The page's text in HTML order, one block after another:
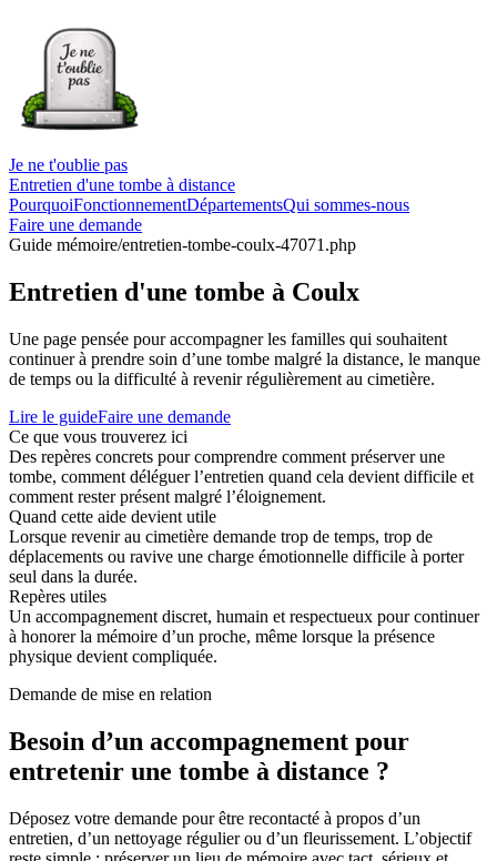
Je ne t'oublie pas
Entretien d'une tombe à distance
PourquoiFonctionnementDépartementsQui sommes-nous
Faire une demande
Guide mémoire/entretien-tombe-coulx-47071.php
Entretien d'une tombe à Coulx
Une page pensée pour accompagner les familles qui souhaitent
continuer à prendre soin d’une tombe malgré la distance, le manque
de temps ou la difficulté à revenir régulièrement au cimetière.
Lire le guideFaire une demande
Ce que vous trouverez ici
Des repères concrets pour comprendre comment préserver une
tombe, comment déléguer l’entretien quand cela devient difficile et
comment rester présent malgré l’éloignement.
Quand cette aide devient utile
Lorsque revenir au cimetière demande trop de temps, trop de
déplacements ou ravive une charge émotionnelle difficile à porter
seul dans la durée.
Repères utiles
Un accompagnement discret, humain et respectueux pour continuer
à honorer la mémoire d’un proche, même lorsque la présence
physique devient compliquée.
Demande de mise en relation
Besoin d’un accompagnement pour
entretenir une tombe à distance ?
Déposez votre demande pour être recontacté à propos d’un
entretien, d’un nettoyage régulier ou d’un fleurissement. L’objectif